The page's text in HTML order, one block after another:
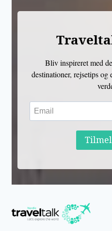
Bliv inspireret med
destinationer, rejsetips